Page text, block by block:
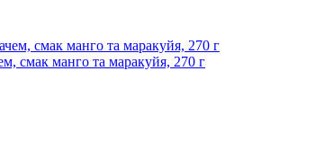
смак манго та маракуйя, 270 г